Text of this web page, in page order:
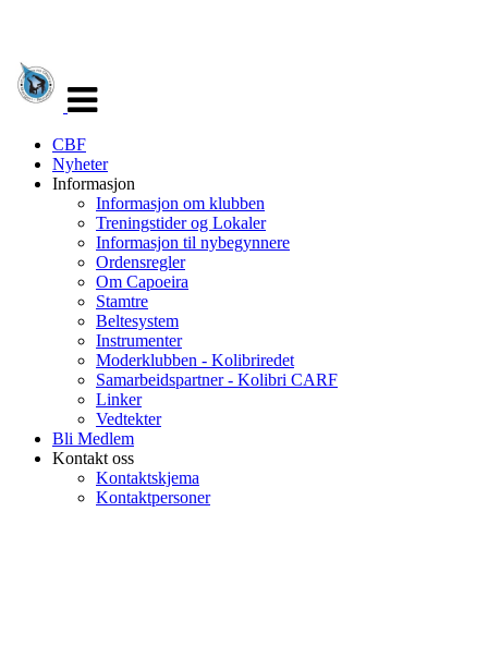
navigasjon
CBF
Nyheter
Informasjon
Informasjon om klubben
Treningstider og Lokaler
Informasjon til nybegynnere
Ordensregler
Om Capoeira
Stamtre
Beltesystem
Instrumenter
Moderklubben - Kolibriredet
Samarbeidspartner - Kolibri CARF
Linker
Vedtekter
Bli Medlem
Kontakt oss
Kontaktskjema
Kontaktpersoner